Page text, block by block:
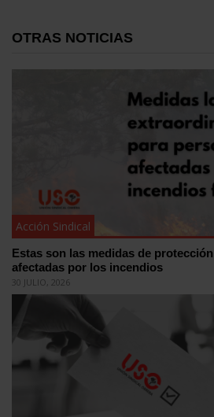
OTRAS NOTICIAS
Acción Sindical
Estas son las medidas de
afectadas por los incendios
30 JULIO, 2026